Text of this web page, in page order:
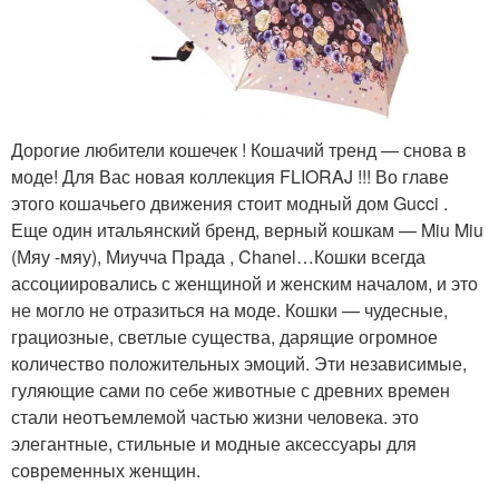
Дорогие любители кошечек ! Кошачий тренд — снова в
моде! Для Вас новая коллекция FLIORAJ !!! Во главе
этого кошачьего движения стоит модный дом Gucci .
Еще один итальянский бренд, верный кошкам — Miu Miu
(Мяу -мяу), Миучча Прада , Chanel…Кошки всегда
ассоциировались с женщиной и женским началом, и это
не могло не отразиться на моде. Кошки — чудесные,
грациозные, светлые существа, дарящие огромное
количество положительных эмоций. Эти независимые,
гуляющие сами по себе животные с древних времен
стали неотъемлемой частью жизни человека. это
элегантные, стильные и модные аксессуары для
современных женщин.